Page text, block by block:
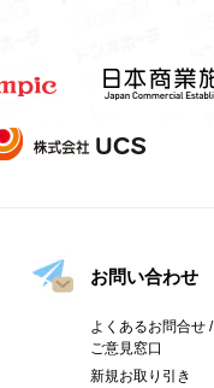
お問い合わせ
よくあるお問合せ /
ご意見窓口
新規お取り引き